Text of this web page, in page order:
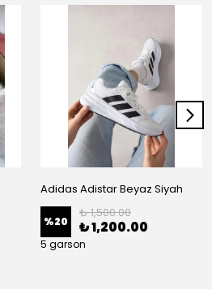
Adidas Adistar Beyaz Siyah
%20
₺ 1,500.00
₺ 1,200.00
5 garson